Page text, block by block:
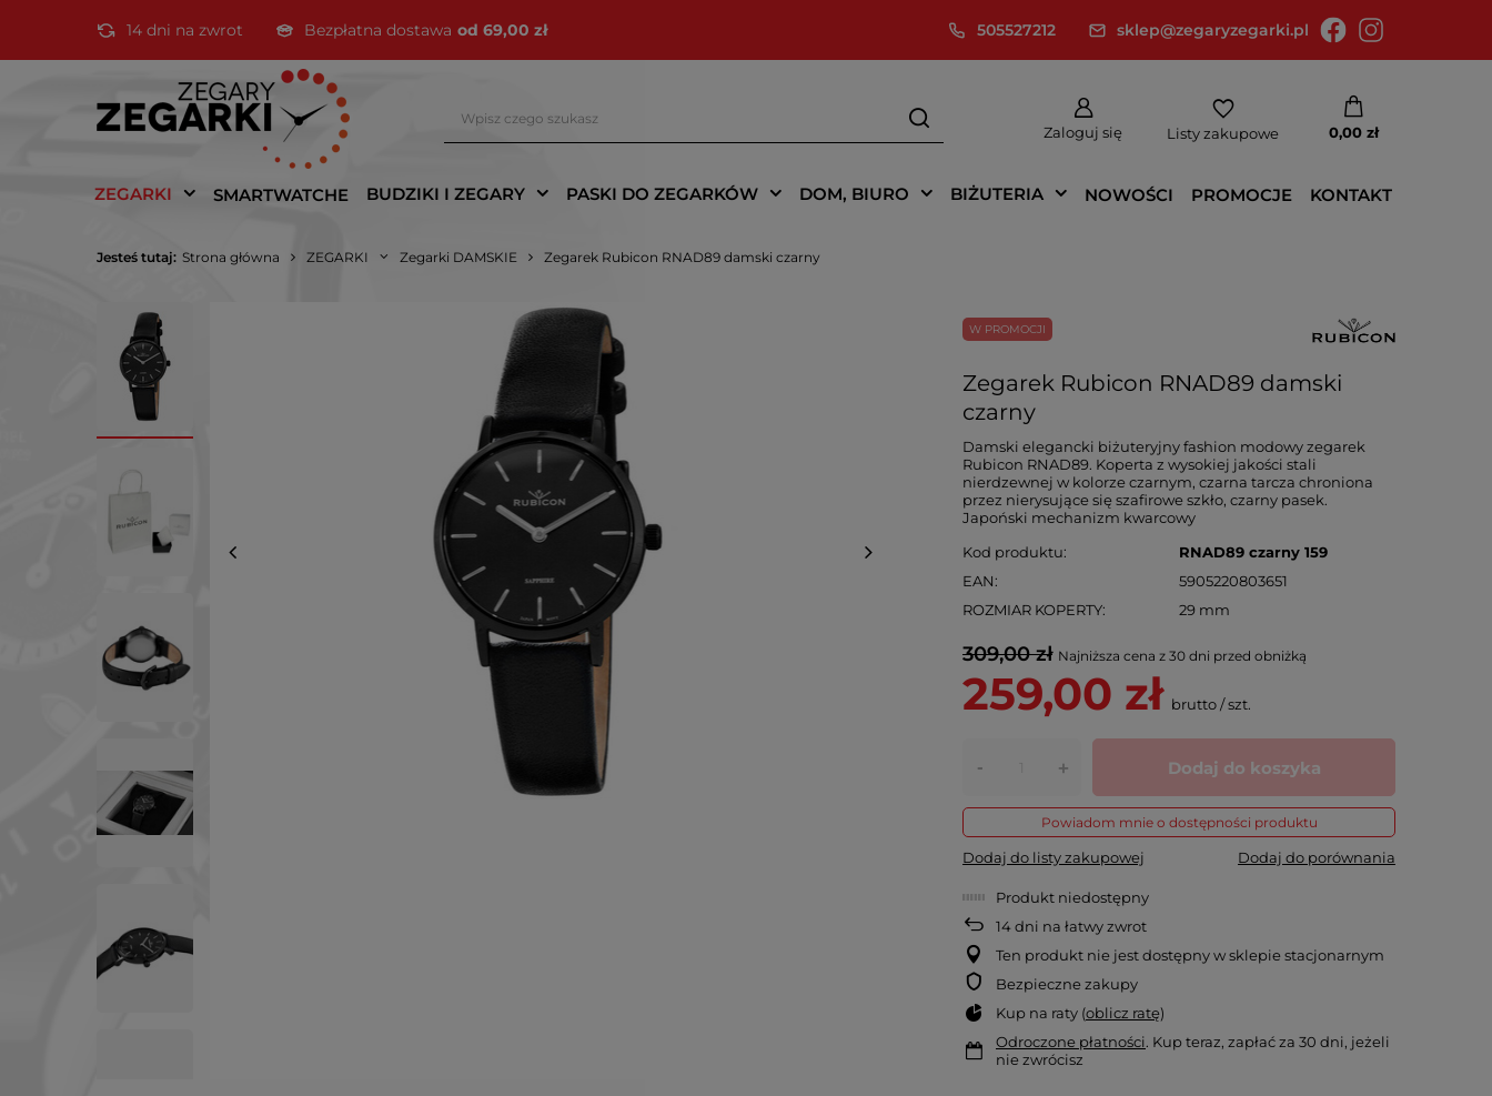
14 dni na zwrot Bezpłatna dostawa od 69,00 zł 505527212 sklep@zegaryzegarki.pl
Zaloguj się Listy zakupowe 0,00 zł
ZEGARKI SMARTWATCHE BUDZIKI I ZEGARY PASKI DO ZEGARKÓW DOM, BIURO BIŻUTERIA NOWOŚCI PROMOCJE KONTAKT
Jesteś tutaj: Strona główna ZEGARKI Zegarki DAMSKIE Zegarek Rubicon RNAD89 damski czarny
W PROMOCJI
Zegarek Rubicon RNAD89 damski
czarny
Damski elegancki biżuteryjny fashion modowy zegarek
Rubicon RNAD89. Koperta z wysokiej jakości stali
nierdzewnej w kolorze czarnym, czarna tarcza chroniona
przez nierysujące się szafirowe szkło, czarny pasek.
Japoński mechanizm kwarcowy
Kod produktu
RNAD89 czarny 159
EAN
5905220803651
ROZMIAR KOPERTY
29 mm
309,00 zł Najniższa cena z 30 dni przed obniżką
259,00 zł brutto/szt.
- + Dodaj do koszyka
Powiadom mnie o dostępności produktu
Dodaj do listy zakupowej Dodaj do porównania
Produkt niedostępny
14dni na łatwy zwrot
Ten produkt nie jest dostępny w sklepie stacjonarnym
Bezpieczne zakupy
Kup na raty (oblicz ratę)
Odroczone płatności. Kup teraz, zapłać za 30 dni, jeżeli
nie zwrócisz